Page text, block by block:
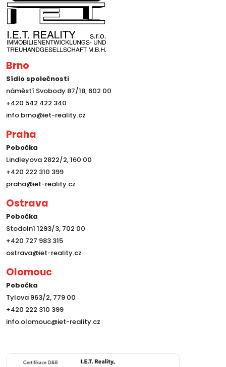
Brno
Sídlo společnosti
náměstí Svobody 87/18, 602 00
+420 542 422 340
info.brno@iet-reality.cz
Praha
Pobočka
Lindleyova 2822/2, 160 00
+420 222 310 399
praha@iet-reality.cz
Ostrava
Pobočka
Stodolní 1293/3, 702 00
+420 727 983 315
ostrava@iet-reality.cz
Olomouc
Pobočka
Tylova 963/2, 779 00
+420 222 310 399
info.olomouc@iet-reality.cz